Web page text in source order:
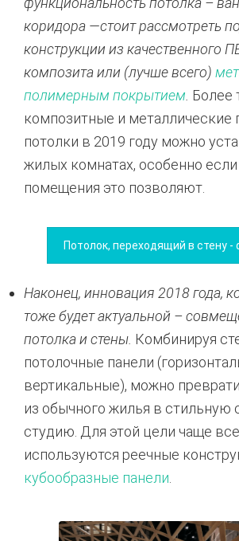
коридора —стоит рассмотреть
конструкции из качественного
композита или (лучше всего)
полимерным покрытием Более
композитные и металлические
потолки в 2019 году можно
жилых комнатах, особенно
помещения это позволяют.
Потолок, переходящий в стену -
Наконец, инновация 2018 года,
тоже будет актуальной –
потолка и стены. Комбинируя
потолочные панели
вертикальные), можно
из обычного жилья в
студию. Для этой цели чаще
используются реечные
кубообразные панели